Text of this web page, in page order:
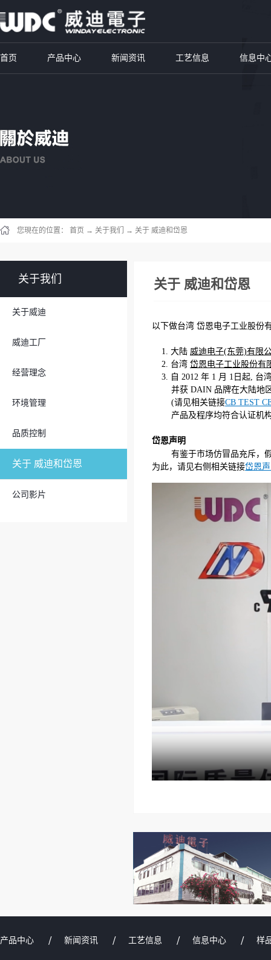
首页 产品中心 新闻资讯 工艺信息 信息中
您現在的位置： 首页 → 关于我们 → 关于 威迪和岱恩
关于我们
关于威迪
威迪工厂
经营理念
环境管理
品质控制
关于 威迪和岱恩
公司影片
关于 威迪和岱恩
以下做台湾 岱恩电子工业股份
1. 大陆 威迪电子(东莞)有限
2. 台湾 岱恩电子工业股份有
3. 自 2012 年 1 月 1日起, 台
并获 DAIN 品牌在大陆地区
(请见相关链接CB TEST
产品及程序均符合认证机构
岱恩声明
有鉴于市场仿冒品充斥，
为此，请见右侧相关链接岱恩
产品中心 新闻资讯 工艺信息 信息中心 样